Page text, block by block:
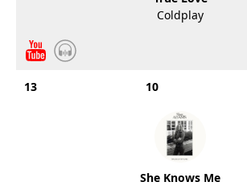
Coldplay
13 10
She Knows Me